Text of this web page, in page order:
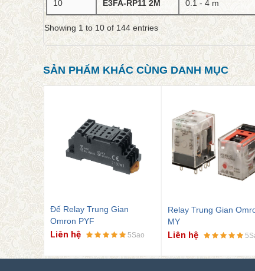
10 E3FA-RP11 2M 0.1 - 4 m
Showing 1 to 10 of 144 entries
SẢN PHẨM KHÁC CÙNG DANH MỤC
5Sao
Đế Relay Trung Gian
Omron PYF
Liên hệ 5Sao
Relay Trung Gian
MY
Liên hệ